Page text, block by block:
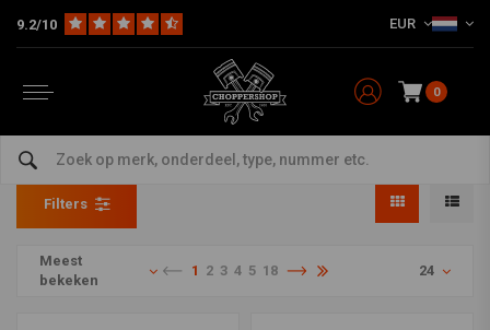
9.2/10 EUR
0
Windschermen
Home Multi-fit Kuipdelen & Schermen Windschermen
Filters
Meest
bekeken
1 2 3 4 5 18 24